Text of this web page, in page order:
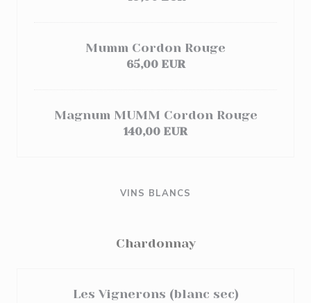
Mumm Cordon Rouge
65,00 EUR
Magnum MUMM Cordon Rouge
140,00 EUR
VINS BLANCS
Chardonnay
Les Vignerons (blanc sec)